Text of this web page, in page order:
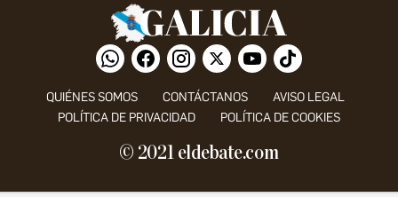
QUIÉNES SOMOS CONTÁCTANOS
AVISO LEGAL
POLÍTICA DE PRIVACIDAD
POLÍTICA DE COOKIES
© 2021 eldebate.com